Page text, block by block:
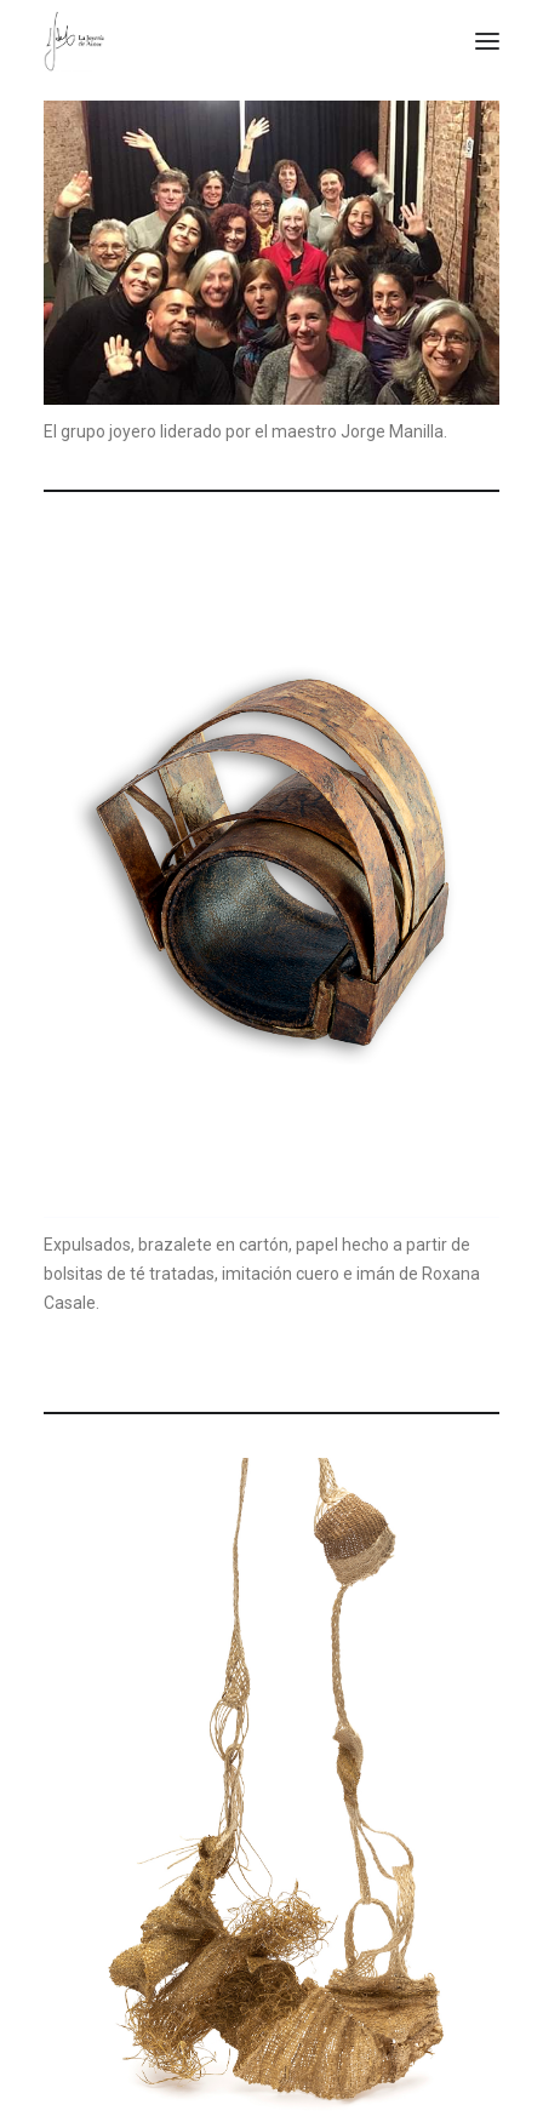
NOTICIAS DE JOYERÍA CONTEMPORÁNEA
NOVEDADES
DE VISITA
APUNTES
QUIÉN SOY
El grupo joyero liderado por el maestro Jorge Manilla.
Expulsados, brazalete en cartón, papel hecho a partir de
bolsitas de té tratadas, imitación cuero e imán de Roxana
Casale.